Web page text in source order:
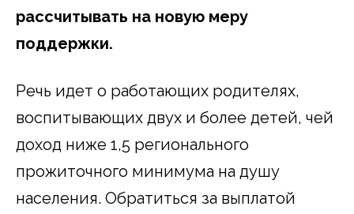
рассчитывать на новую меру
поддержки.
Речь идет о работающих родителях,
воспитывающих двух и более детей, чей
доход ниже 1,5 регионального
прожиточного минимума на душу
населения. Обратиться за выплатой